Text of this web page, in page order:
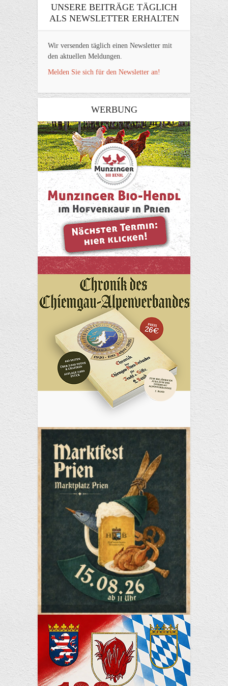
UNSERE BEITRÄGE TÄGLICH
ALS NEWSLETTER ERHALTEN
Wir versenden täglich einen Newsletter mit
den aktuellen Meldungen.
Melden Sie sich für den Newsletter an!
WERBUNG